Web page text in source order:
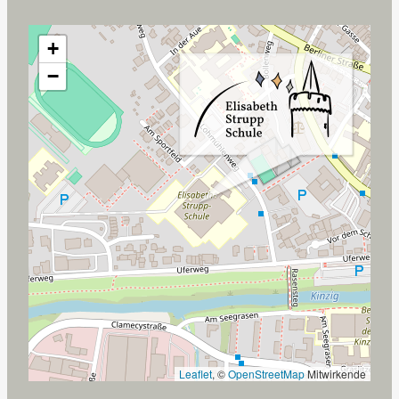
+
−
Leaflet, ©OpenStreetMapMitwirkende